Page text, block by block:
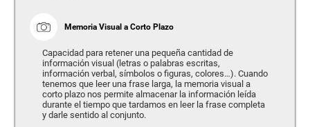
Memoria Visual a Corto Plazo
Capacidad para retener una pequeña cantidad de
información visual (letras o palabras escritas,
información verbal, símbolos o figuras, colores…). Cuando
tenemos que leer una frase larga, la memoria visual a
corto plazo nos permite almacenar la información leída
durante el tiempo que tardamos en leer la frase completa
y darle sentido al conjunto.